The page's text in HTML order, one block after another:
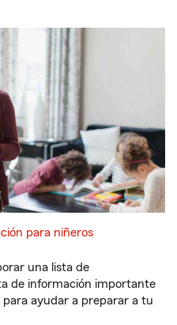
para niñeros
una lista de
de información importante
ayudar a preparar a tu